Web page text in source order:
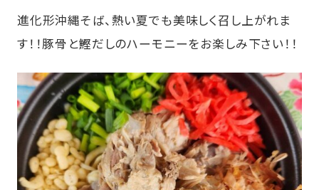
進化形沖縄そば、熱い夏でも美味しく召し上がれま
す！！豚骨と鰹だしのハーモニーをお楽しみ下さい！！